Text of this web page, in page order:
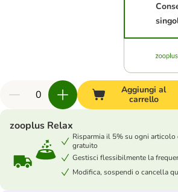
Aggiungi al
carrello
zooplus Relax
Risparmia il 5% su ogni
gratuito
Gestisci flessibilmente la
Modifica, sospendi o cancella